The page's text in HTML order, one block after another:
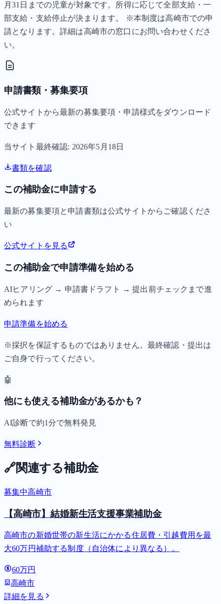
月31日までの児童が対象です。所得に応じて全部支給・一
部支給・支給停止が決まります。 ※本制度は高崎市での申
請となります。詳細は高崎市の窓口にお問い合わせくださ
い。
申請書類・募集要項
公式サイトから最新の募集要項・申請様式をダウンロード
できます
当サイト最終確認: 2026年5月18日
書類を確認
この補助金に申請する
最新の募集要項と申請書類は公式サイトからご確認くださ
い
公式サイトを見る
この補助金で申請準備を始める
AIヒアリング → 申請書ドラフト → 提出前チェックまで進
められます
申請準備を始める
※採択を保証するものではありません。最終確認・提出は
ご自身で行ってください。
🤖
他にも使える補助金があるかも？
AI診断で約1分で無料発見
無料診断
🔗関連する補助金
募集中高崎市
【高崎市】結婚新生活支援事業補助金
高崎市の新婚世帯の新生活にかかる住居費・引越費用を最
大60万円補助する制度（自治体により異なる）。
60万円
高崎市
詳細を見る